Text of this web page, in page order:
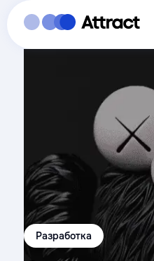
Разработка